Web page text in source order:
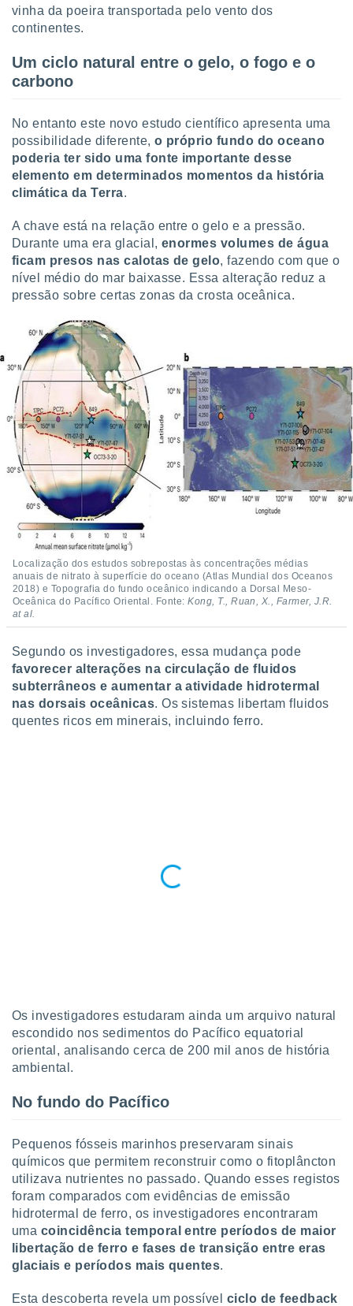
criar
medir
da
medir o
de
ou
de dados
fontes,
através
estudos
de
1199
vinha da poeira transportada pelo vento dos
continentes.
Um ciclo natural entre o gelo, o fogo e o
carbono
No entanto este novo estudo científico apresenta uma
possibilidade diferente, o próprio fundo do oceano
poderia ter sido uma fonte importante desse
elemento em determinados momentos da história
climática da Terra.
A chave está na relação entre o gelo e a pressão.
Durante uma era glacial, enormes volumes de água
ficam presos nas calotas de gelo, fazendo com que o
nível médio do mar baixasse. Essa alteração reduz a
pressão sobre certas zonas da crosta oceânica.
Localização dos estudos sobrepostas às concentrações médias
anuais de nitrato à superfície do oceano (Atlas Mundial dos Oceanos
2018) e Topografia do fundo oceânico indicando a Dorsal Meso-
Oceânica do Pacífico Oriental. Fonte:Kong, T., Ruan, X., Farmer, J.R.
at al.
Segundo os investigadores, essa mudança pode
favorecer alterações na circulação de fluidos
subterrâneos e aumentar a atividade hidrotermal
nas dorsais oceânicas. Os sistemas libertam fluidos
quentes ricos em minerais, incluindo ferro.
Os investigadores estudaram ainda um arquivo natural
escondido nos sedimentos do Pacífico equatorial
oriental, analisando cerca de 200 mil anos de história
ambiental.
No fundo do Pacífico
Pequenos fósseis marinhos preservaram sinais
químicos que permitem reconstruir como o fitoplâncton
utilizava nutrientes no passado. Quando esses registos
foram comparados com evidências de emissão
hidrotermal de ferro, os investigadores encontraram
uma coincidência temporal entre períodos de maior
libertação de ferro e fases de transição entre eras
glaciais e períodos mais quentes.
Esta descoberta revela um possível ciclo de feedback